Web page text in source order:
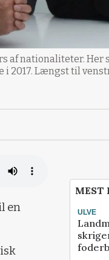
nationaliteter. Her
2017. Længst til
en
MEST
ULVE